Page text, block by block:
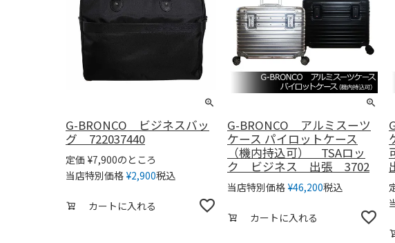
G-BRONCO ビジネスバッ
グ 722037440
定価 ¥7,900のところ
当店特別価格 ¥2,900税込
カートに入れる
G-BRONCO アルミスーツ
ケース パイロットケース
（機内持込可） TSAロッ
ク ビジネス 出張 3702
当店特別価格 ¥46,200税込
カートに入れる